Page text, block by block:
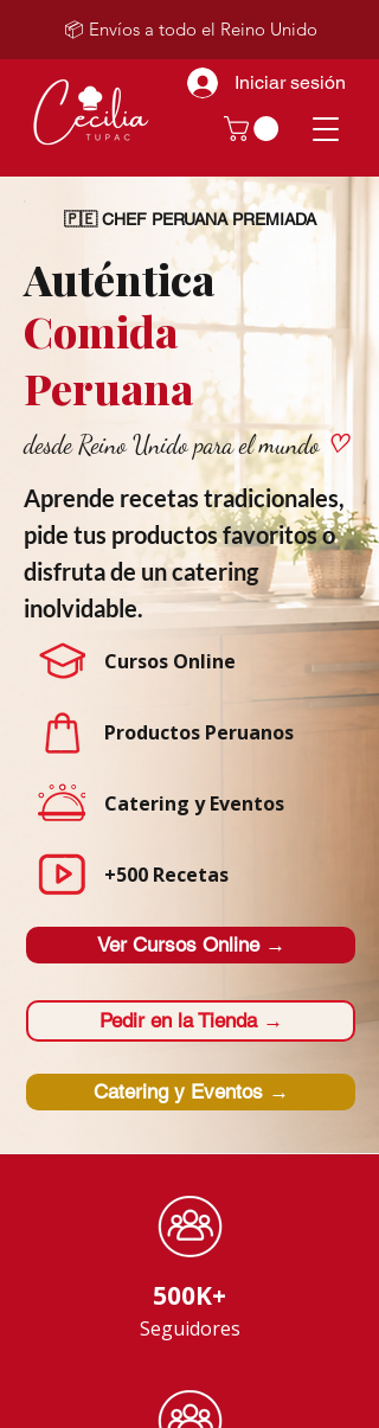
Iniciar sesión
📦 Envíos a todo el Reino Unido
🇵🇪 CHEF PERUANA PREMIADA
Auténtica
Comida
Peruana
desde Reino Unido para el mundo ♡
Aprende recetas tradicionales,
pide tus productos favoritos o
disfruta de un catering
inolvidable.
Cursos Online
Productos Peruanos
Catering y Eventos
+500 Recetas
Ver Cursos Online →
Pedir en la Tienda →
Catering y Eventos →
500K+
Seguidores